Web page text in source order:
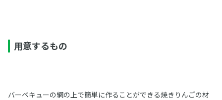
用意するもの
バーベキューの網の上で簡単に作ることができる焼きりんごの材